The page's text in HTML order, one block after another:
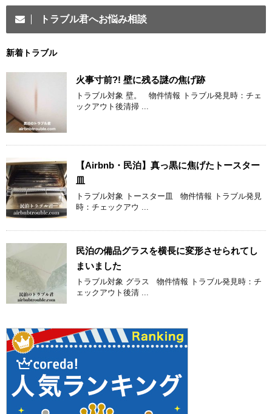
トラブル君へお悩み相談
新着トラブル
火事寸前?! 壁に残る謎の焦げ跡
トラブル対象 壁。 物件情報 トラブル発見時：チェ
ックアウト後清掃 ...
【Airbnb・民泊】真っ黒に焦げたトースター
皿
トラブル対象 トースター皿 物件情報 トラブル発見
時：チェックアウ ...
民泊の備品グラスを横長に変形させられてし
まいました
トラブル対象 グラス 物件情報 トラブル発見時：チ
ェックアウト後清 ...